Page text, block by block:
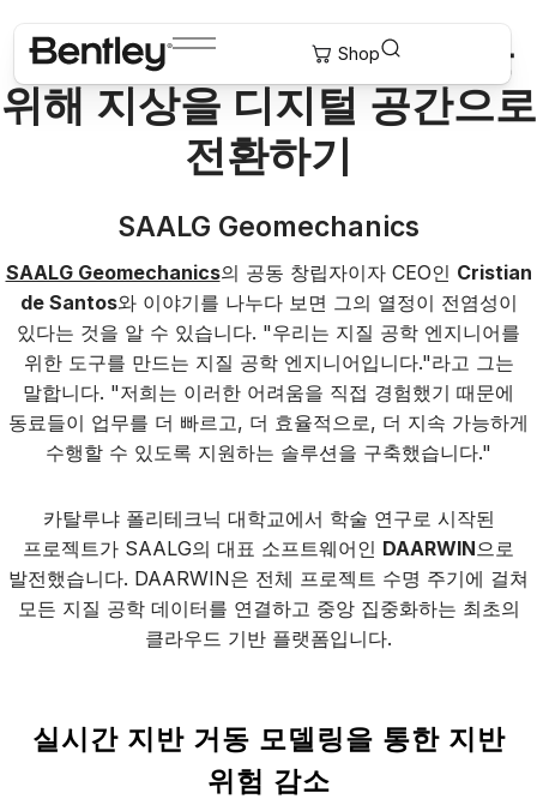
더 스마트한 예측과 결정을
위해 지상을 디지털 공간으로
전환하기
SAALG Geomechanics
SAALG Geomechanics의 공동 창립자이자 CEO인 Cristian
de Santos와 이야기를 나누다 보면 그의 열정이 전염성이
있다는 것을 알 수 있습니다. "우리는 지질 공학 엔지니어를
위한 도구를 만드는 지질 공학 엔지니어입니다."라고 그는
말합니다. "저희는 이러한 어려움을 직접 경험했기 때문에
동료들이 업무를 더 빠르고, 더 효율적으로, 더 지속 가능하게
수행할 수 있도록 지원하는 솔루션을 구축했습니다."
카탈루냐 폴리테크닉 대학교에서 학술 연구로 시작된
프로젝트가 SAALG의 대표 소프트웨어인 DAARWIN으로
발전했습니다. DAARWIN은 전체 프로젝트 수명 주기에 걸쳐
모든 지질 공학 데이터를 연결하고 중앙 집중화하는 최초의
클라우드 기반 플랫폼입니다.
실시간 지반 거동 모델링을 통한 지반
위험 감소